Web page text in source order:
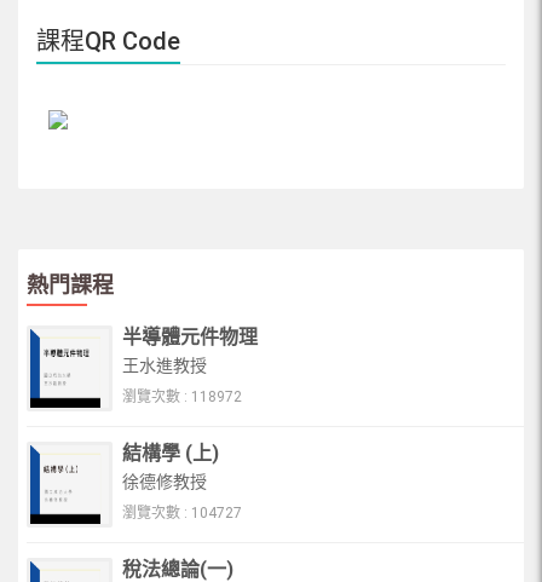
課程QR Code
熱門課程
半導體元件物理
王水進教授
瀏覽次數 : 118972
結構學 (上)
徐德修教授
瀏覽次數 : 104727
稅法總論(一)